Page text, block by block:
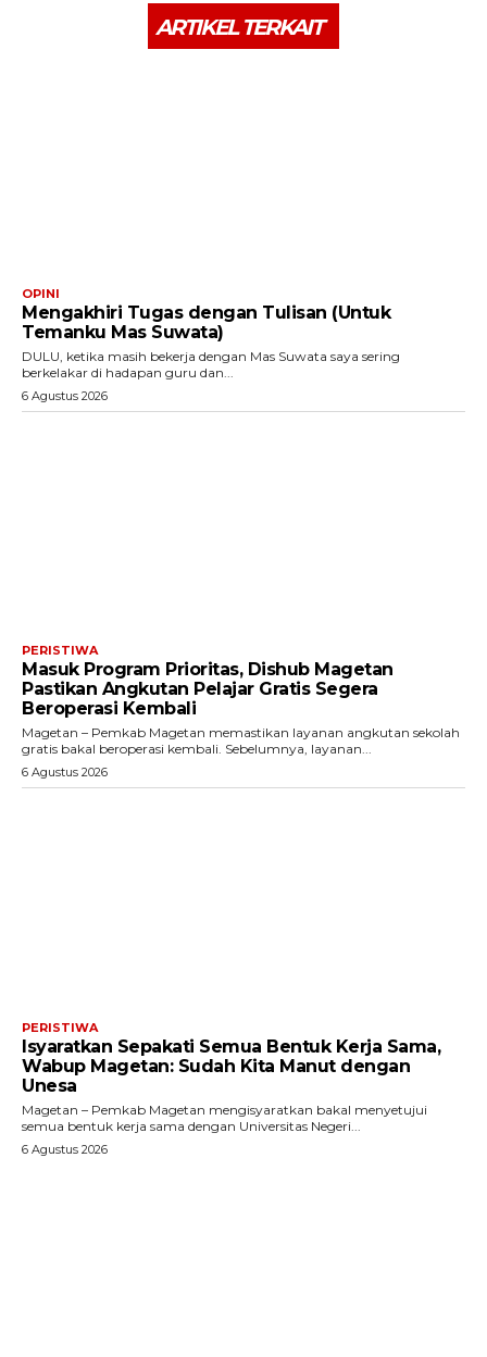
ARTIKEL TERKAIT
OPINI
Mengakhiri Tugas dengan Tulisan (Untuk
Temanku Mas Suwata)
DULU, ketika masih bekerja dengan Mas Suwata saya sering
berkelakar di hadapan guru dan...
6 Agustus 2026
PERISTIWA
Masuk Program Prioritas, Dishub Magetan
Pastikan Angkutan Pelajar Gratis Segera
Beroperasi Kembali
Magetan – Pemkab Magetan memastikan layanan angkutan sekolah
gratis bakal beroperasi kembali. Sebelumnya, layanan...
6 Agustus 2026
PERISTIWA
Isyaratkan Sepakati Semua Bentuk Kerja Sama,
Wabup Magetan: Sudah Kita Manut dengan
Unesa
Magetan – Pemkab Magetan mengisyaratkan bakal menyetujui
semua bentuk kerja sama dengan Universitas Negeri...
6 Agustus 2026